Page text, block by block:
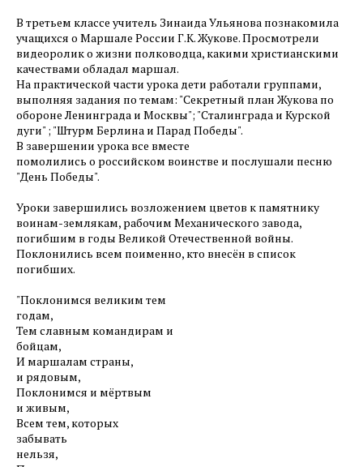
В третьем классе учитель Зинаида Ульянова познакомила
учащихся о Маршале России Г.К. Жукове. Просмотрели
видеоролик о жизни полководца, какими христианскими
качествами обладал маршал.
На практической части урока дети работали группами,
выполняя задания по темам: "Секретный план Жукова по
обороне Ленинграда и Москвы"; "Сталинграда и Курской
дуги" ; "Штурм Берлина и Парад Победы".
В завершении урока все вместе
помолились о российском воинстве и послушали песню
"День Победы".
Уроки завершились возложением цветов к памятнику
воинам-землякам, рабочим Механического завода,
погибшим в годы Великой Отечественной войны.
Поклонились всем поименно, кто внесён в список
погибших.
"Поклонимся великим тем
годам,
Тем славным командирам и
бойцам,
И маршалам страны,
и рядовым,
Поклонимся и мёртвым
и живым,
Всем тем, которых
забывать
нельзя,